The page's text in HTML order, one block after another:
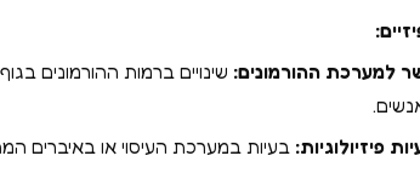
למערכת ההורמונים: שינויים ברמות ההורמונים
פיזיולוגיות: בעיות במערכת העיסוי או באיברים